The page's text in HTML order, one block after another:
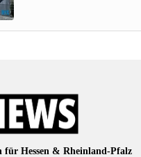
für Hessen & Rheinland-Pfalz